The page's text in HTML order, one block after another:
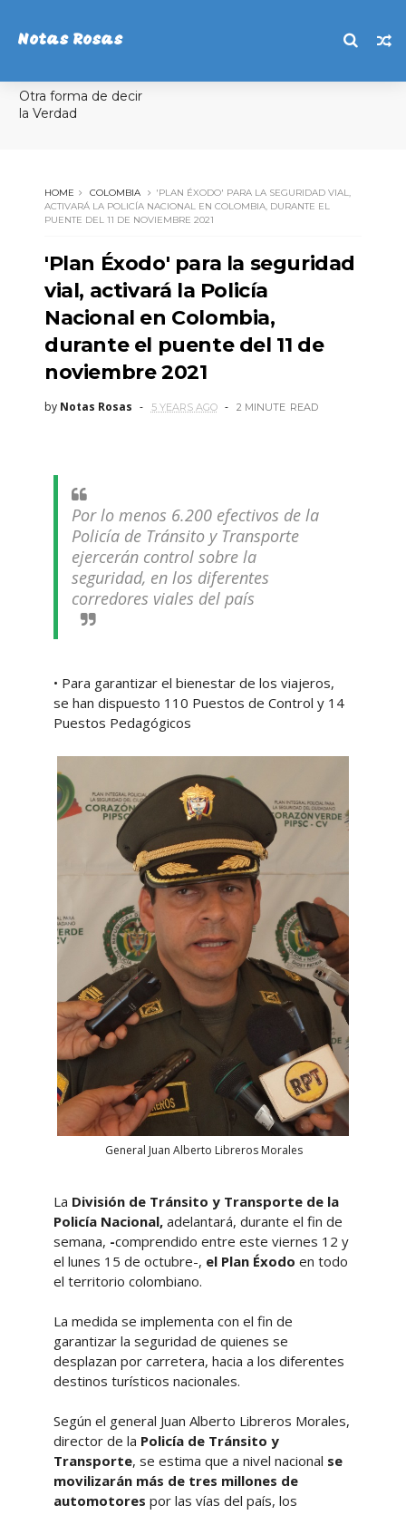
Notas Rosas
Otra forma de decir
la Verdad
HOME COLOMBIA
'PLAN ÉXODO' PARA LA SEGURIDAD VIAL,
ACTIVARÁ LA POLICÍA NACIONAL EN COLOMBIA, DURANTE EL
PUENTE DEL 11 DE NOVIEMBRE 2021
'Plan Éxodo' para la seguridad
vial, activará la Policía
Nacional en Colombia,
durante el puente del 11 de
noviembre 2021
by Notas Rosas 5 YEARS AGO 2 MINUTE READ
Por lo menos 6.200 efectivos de la
Policía de Tránsito y Transporte
ejercerán control sobre la
seguridad, en los diferentes
corredores viales del país
• Para garantizar el bienestar de los viajeros,
se han dispuesto 110 Puestos de Control y 14
Puestos Pedagógicos
General Juan Alberto Libreros Morales
La División de Tránsito y Transporte de la
Policía Nacional,adelantará, durante el fin de
semana, -comprendido entre este viernes 12 y
el lunes 15 de octubre-, el Plan Éxodo en todo
el territorio colombiano.
La medida se implementa con el fin de
garantizar la seguridad de quienes se
desplazan por carretera, hacia a los diferentes
destinos turísticos nacionales.
Según el general Juan Alberto Libreros Morales,
director de la Policía de Tránsito y
Transporte, se estima que a nivel nacional se
movilizarán más de tres millones de
automotores por las vías del país, los